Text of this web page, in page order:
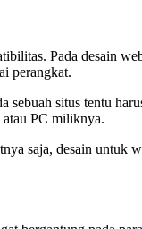
Pada desain
perangkat.
sebuah situs tentu
atau PC miliknya.
saja, desain untuk